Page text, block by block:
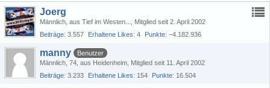
Joerg
Männlich aus Tief im Westen...
Mitglied seit 2. April 2002
Beiträge 3.557 Erhaltene Likes 4 Punkte −4.182.936
manny
Benutzer
Männlich 74 aus Heidenheim Mitglied seit 11. April 2002
Beiträge 3.233 Erhaltene Likes 154 Punkte 16.504